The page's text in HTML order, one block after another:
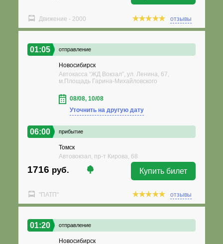
Движение - 2000 отзывы
01:05 отправление
Новосибирск
Автокасса “ЖД Вокзал”, ул. Ленина, 67,
м.Площадь Гарина-Михайловского
08/08, 10/08
Уточнить на другую дату
06:00 прибытие
Томск
Автовокзал, пр-т Кирова, 68
1716 руб. Купить билет
"ПАТП" отзывы
01:20 отправление
Новосибирск